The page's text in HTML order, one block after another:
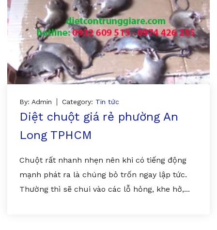
By: Admin Category: Tin tức
Diệt chuột giá rẻ phường An
Long TPHCM
Chuột rất nhanh nhẹn nên khi có tiếng động
mạnh phát ra là chúng bỏ trốn ngay lập tức.
Thường thì sẽ chui vào các lỗ hỏng, khe hở,...